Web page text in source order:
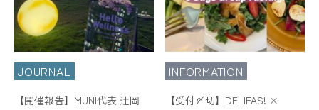
JOURNAL
【開催報告】MUNI代表 辻岡
INFORMATION
【受付〆切】DELIFAS! ×